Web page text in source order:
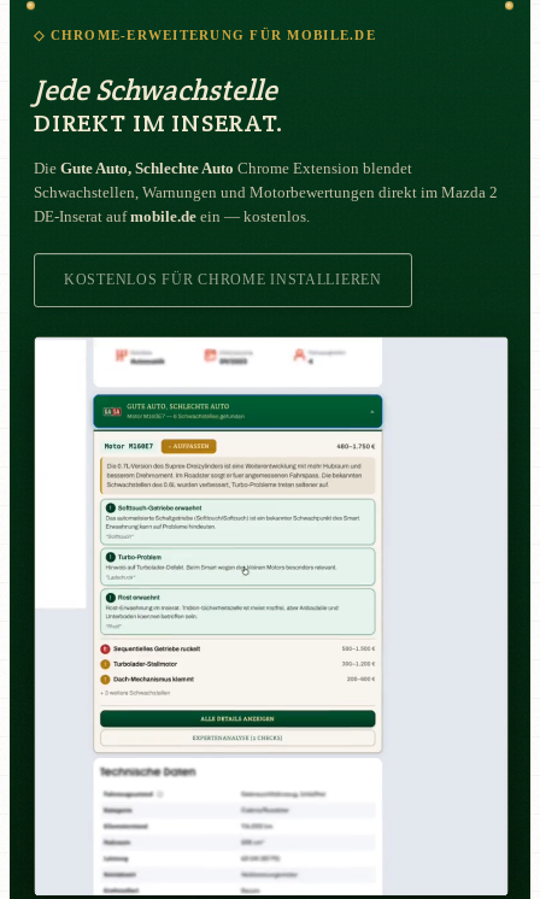
◇ CHROME-ERWEITERUNG FÜR MOBILE.DE
Jede Schwachstelle
DIREKT IM INSERAT.
Die Gute Auto, Schlechte Auto Chrome Extension blendet
Schwachstellen, Warnungen und Motorbewertungen direkt im Mazda 2
DE-Inserat aufmobile.de ein — kostenlos.
KOSTENLOS FÜR CHROME INSTALLIEREN